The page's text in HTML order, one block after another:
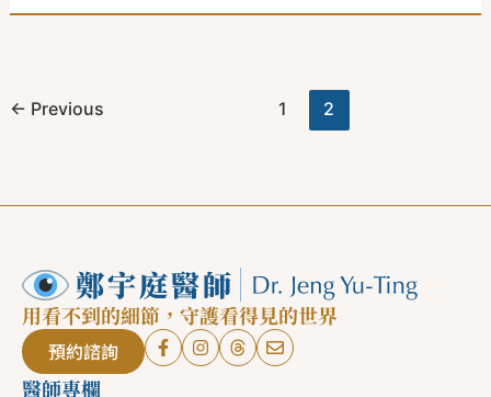
← Previous 1 2
用看不到的細節，守護看得見的世界
預約諮詢
醫師專欄